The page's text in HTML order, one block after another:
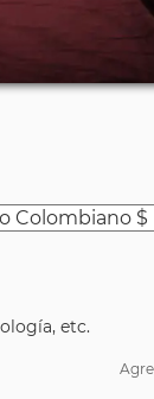
etc.